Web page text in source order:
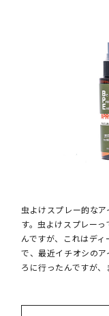
虫よけスプレー的な
す。虫よけスプレー
んですが、これはデ
で、最近イチオシの
ろに行ったんですが、